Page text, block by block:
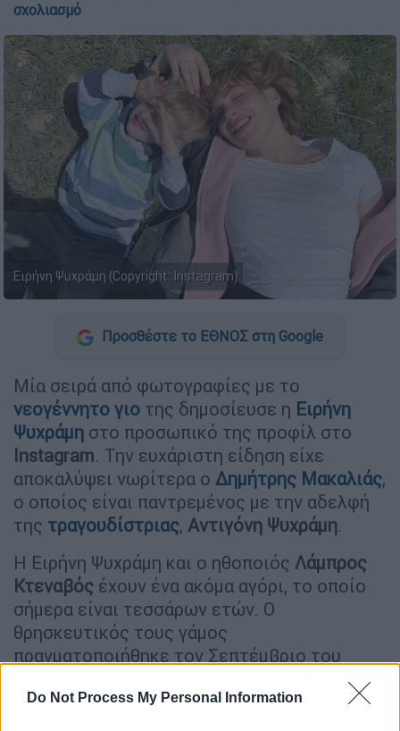
Do Not Process My Personal Information
σχολιασμό
Ειρήνη Ψυχράμη (Copyright: Instagram)
Προσθέστε το ΕΘΝΟΣ στη Google
Μία σειρά από φωτογραφίες με το
νεογέννητο γιο της δημοσίευσε η Ειρήνη
Ψυχράμη στο προσωπικό της προφίλ στο
Instagram. Την ευχάριστη είδηση είχε
αποκαλύψει νωρίτερα ο Δημήτρης Μακαλιάς,
ο οποίος είναι παντρεμένος με την αδελφή
της τραγουδίστριας, Αντιγόνη Ψυχράμη.
Η Ειρήνη Ψυχράμη και ο ηθοποιός Λάμπρος
Κτεναβός έχουν ένα ακόμα αγόρι, το οποίο
σήμερα είναι τεσσάρων ετών. Ο
θρησκευτικός τους γάμος
πραγματοποιήθηκε τον Σεπτέμβριο του